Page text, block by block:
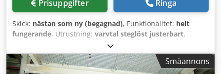
Prisuppgifter Ringa
Skick: nästan som ny (begagnad), Funktionalitet: helt
fungerande, Utrustning: varvtal steglöst justerbart,
VISCOJET omrörare Dwodpoyuthvjfx Acioa Varvtalsreglerad
drift för IBC-behållare 1 000 liter Motor SEW Eurodrive nr.
450
Småannons